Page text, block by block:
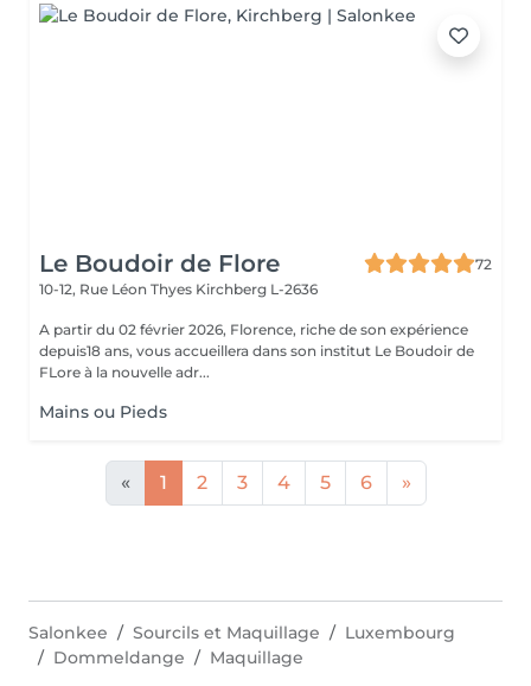
Le Boudoir de Flore
72
10-12, Rue Léon Thyes Kirchberg L-2636
A partir du 02 février 2026, Florence, riche de son expérience
depuis18 ans, vous accueillera dans son institut Le Boudoir de
FLore à la nouvelle adr...
Mains ou Pieds
« 1 2 3 4 5 6 »
Salonkee Sourcils et Maquillage
Luxembourg
Dommeldange
Maquillage